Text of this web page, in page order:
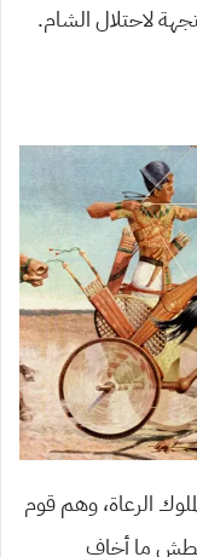
لاحتلال الشام.
الرعاة، وهم قوم
ما أخاف